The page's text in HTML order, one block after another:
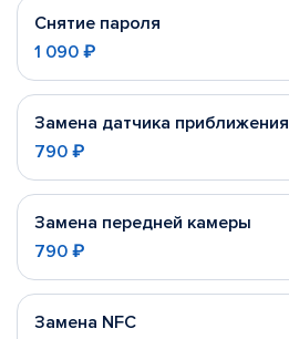
Снятие пароля
1 090 ₽
Замена датчика приближения
790 ₽
Замена передней камеры
790 ₽
Замена NFC